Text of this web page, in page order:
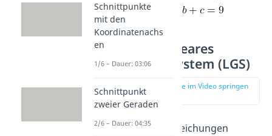
3.Schritt: Lineares
Gleichungssystem (LGS)
zur Stelle im Video springen
Mithilfe deiner Gleichungen
Schnittpunkte
mit den
Koordinatenachs
en
1/6 – Dauer: 03:06
Schnittpunkt
zweier Geraden
2/6 – Dauer: 04:35